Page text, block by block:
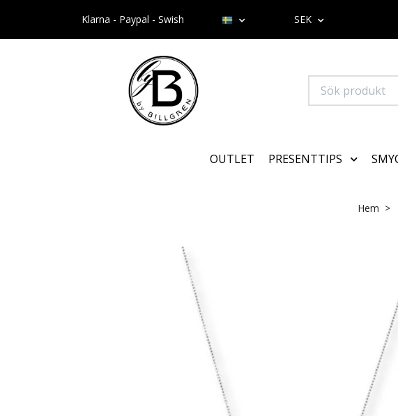
Klarna - Paypal - Swish SEK
OUTLET PRESENTTIPS
Hem